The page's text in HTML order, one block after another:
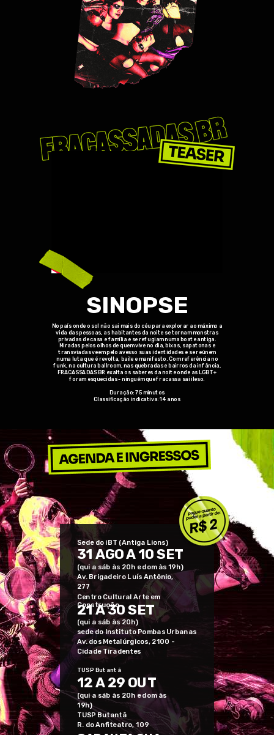
SINOPSE
No país onde o sol não sai mais do céu para explorar ao máximo a
vida das pessoas, as habitantes da noite se tornam monstras
privadas de casa e família e se refugiam numa boate antiga.
Miradas pelos olhos de quem vive no dia, bixas, sapatonas e
transviadas veem pelo avesso suas identidades e se reúnem
numa luta que é revolta, baile e manifesto. Com referência no
funk, na cultura ballroom, nas quebradas e bairros da infância,
FRACASSADAS BR exalta os saberes da noite onde as LGBT+
foram esquecidas - ninguém que fracassa sai ileso.
Duração: 75 minutos
Classificação indicativa: 14 anos
31 AGO A 10 SET
(qui a sáb às 20h e dom às 19h)
Av. Brigadeiro Luís Antônio,
277
21 A 30 SET
(qui a sáb às 20h)
sede do Instituto Pombas Urbanas
Av. dos Metalúrgicos, 2100 -
Cidade Tiradentes
12 A 29 OUT
(qui a sáb às 20h e dom às
19h)
TUSP Butantã
R. do Anfiteatro, 109
Sede do iBT (Antiga Lions)
Centro Cultural Arte em
Construção
TUSP Butantã